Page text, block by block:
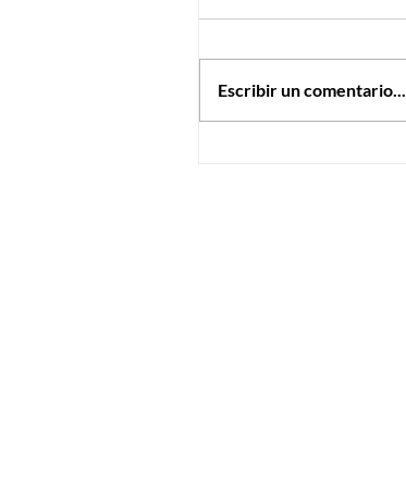
Letras de colores
Escribir un comentario...